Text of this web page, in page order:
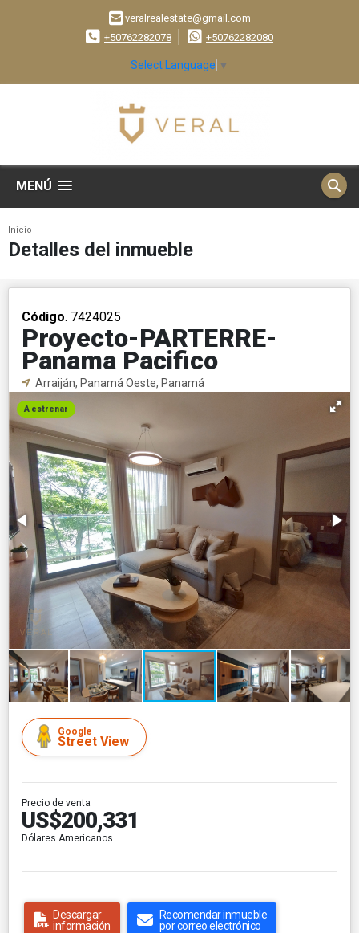
veralrealestate@gmail.com
+50762282078
+50762282080
Select Language ▼
MENÚ
Inicio
Detalles del inmueble
Código. 7424025
Proyecto-PARTERRE-
Panama Pacifico
Arraiján, Panamá Oeste, Panamá
A estrenar
Google
Street View
Precio de venta
US$200,331
Dólares Americanos
Descargar
información
Recomendar inmueble
por correo electrónico